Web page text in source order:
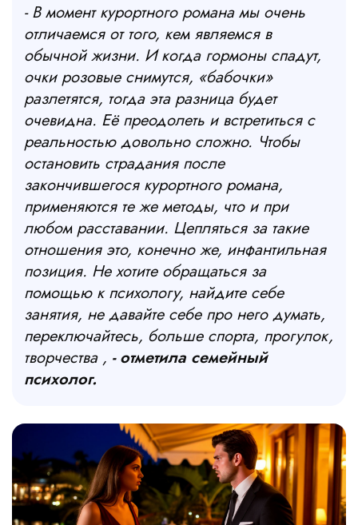
- В момент курортного романа мы очень
отличаемся от того, кем являемся в
обычной жизни. И когда гормоны спадут,
очки розовые снимутся, «бабочки»
разлетятся, тогда эта разница будет
очевидна. Её преодолеть и встретиться с
реальностью довольно сложно. Чтобы
остановить страдания после
закончившегося курортного романа,
применяются те же методы, что и при
любом расставании. Цепляться за такие
отношения это, конечно же, инфантильная
позиция. Не хотите обращаться за
помощью к психологу, найдите себе
занятия, не давайте себе про него думать,
переключайтесь, больше спорта, прогулок,
творчества , - отметила семейный
психолог.